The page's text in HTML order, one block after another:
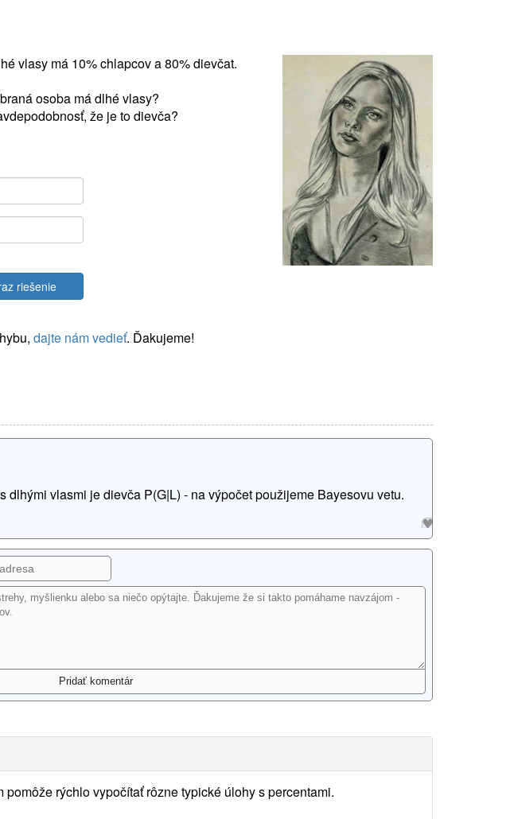
vlasy má 10% chlapcov a 80% dievčat.
osoba má dlhé vlasy?
že je to dievča?
riešenie
dajte nám vedieť. Ďakujeme!
vlasmi je dievča P(G|L) - na výpočet použijeme Bayesovu vetu.
pomôže rýchlo vypočítať rôzne typické úlohy s percentami.